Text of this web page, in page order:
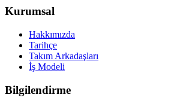
Kurumsal
Hakkımızda
Tarihçe
Takım Arkadaşları
İş Modeli
Bilgilendirme